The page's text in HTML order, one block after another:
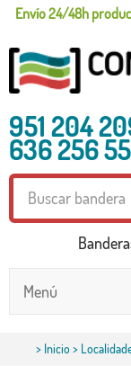
Envío 24/48h
951 204
636 256
Menú
> Inicio>